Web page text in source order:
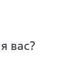
вас?